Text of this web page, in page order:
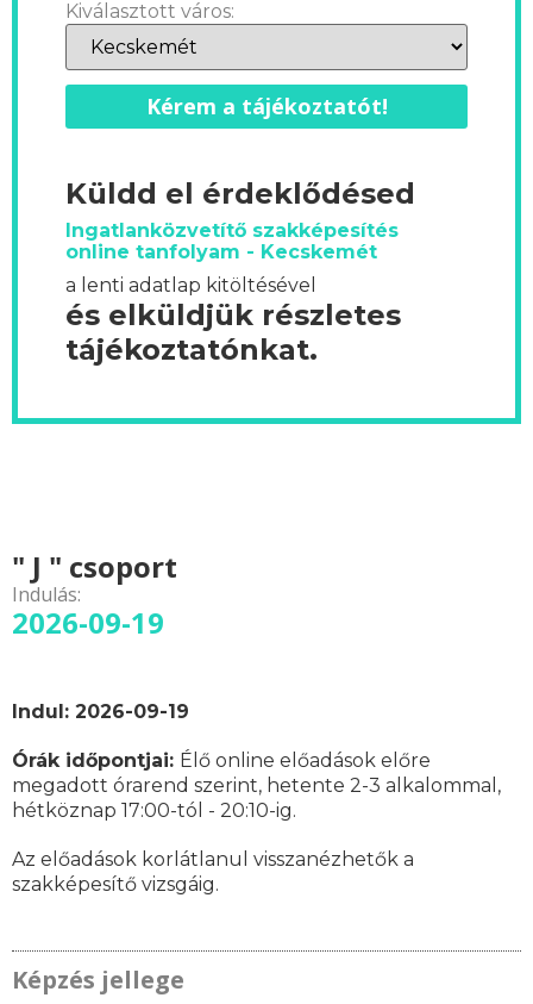
Kiválasztott város:
Kérem a tájékoztatót!
Küldd el érdeklődésed
Ingatlanközvetítő szakképesítés
online tanfolyam - Kecskemét
a lenti adatlap kitöltésével
és elküldjük részletes
tájékoztatónkat.
" J " csoport
Indulás:
2026-09-19
Indul: 2026-09-19
Órák időpontjai: Élő online előadások előre
megadott órarend szerint, hetente 2-3 alkalommal,
hétköznap 17:00-tól - 20:10-ig.
Az előadások korlátlanul visszanézhetők a
szakképesítő vizsgáig.
Képzés jellege